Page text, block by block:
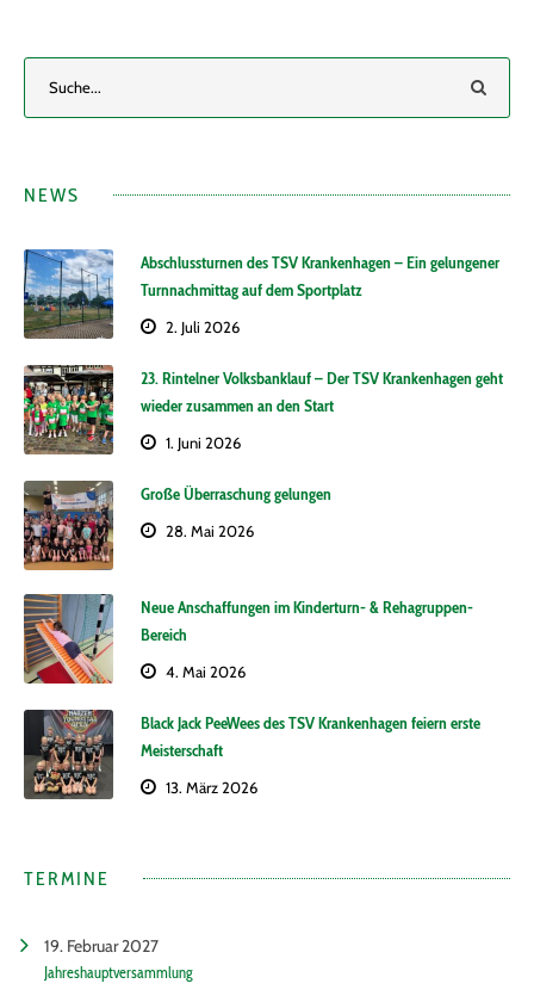
NEWS
Abschlussturnen des TSV Krankenhagen – Ein gelungener
Turnnachmittag auf dem Sportplatz
2. Juli 2026
23. Rintelner Volksbanklauf – Der TSV Krankenhagen geht
wieder zusammen an den Start
1. Juni 2026
Große Überraschung gelungen
28. Mai 2026
Neue Anschaffungen im Kinderturn- & Rehagruppen-
Bereich
4. Mai 2026
Black Jack PeeWees des TSV Krankenhagen feiern erste
Meisterschaft
13. März 2026
TERMINE
19. Februar 2027
Jahreshauptversammlung